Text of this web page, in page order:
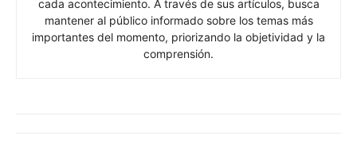
cada acontecimiento. A través de sus artículos, busca
mantener al público informado sobre los temas más
importantes del momento, priorizando la objetividad y la
comprensión.